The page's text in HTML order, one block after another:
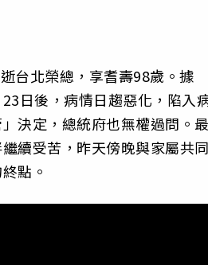
台北榮總，享耆壽98歲。據
日後，病情日趨惡化，陷入
決定，總統府也無權過問。
續受苦，昨天傍晚與家屬共
點。